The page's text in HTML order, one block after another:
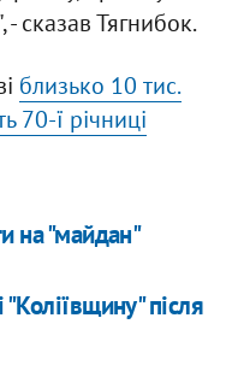
сказав Тягнибок.
близько 10 тис.
70-ї річниці
на "майдан"
після